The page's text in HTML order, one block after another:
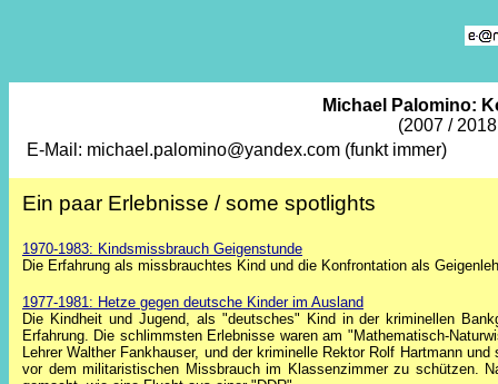
Michael Palomino:
(2007 /
E-Mail:
Ein paar Erlebnisse / some spotlights
1970-1983: Kindsmissbrauch Geigenstunde
Die Erfahrung als missbrauchtes Kind und die Konfrontation als
1977-1981: Hetze gegen deutsche Kinder im Ausland
Die Kindheit und Jugend, als "deutsches" Kind in der kriminellen
Erfahrung. Die schlimmsten Erlebnisse waren am "Mathematisch-
Lehrer Walther Fankhauser, und der kriminelle Rektor Rolf Hartmann
vor dem militaristischen Missbrauch im Klassenzimmer zu schützen.